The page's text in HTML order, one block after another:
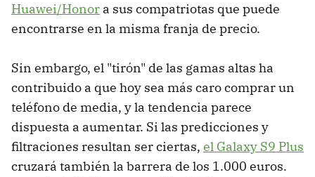
Huawei/Honor a sus compatriotas que puede
encontrarse en la misma franja de precio.
Sin embargo, el "tirón" de las gamas altas ha
contribuido a que hoy sea más caro comprar un
teléfono de media, y la tendencia parece
dispuesta a aumentar. Si las predicciones y
filtraciones resultan ser ciertas, el Galaxy S9 Plus
cruzará también la barrera de los 1.000 euros.